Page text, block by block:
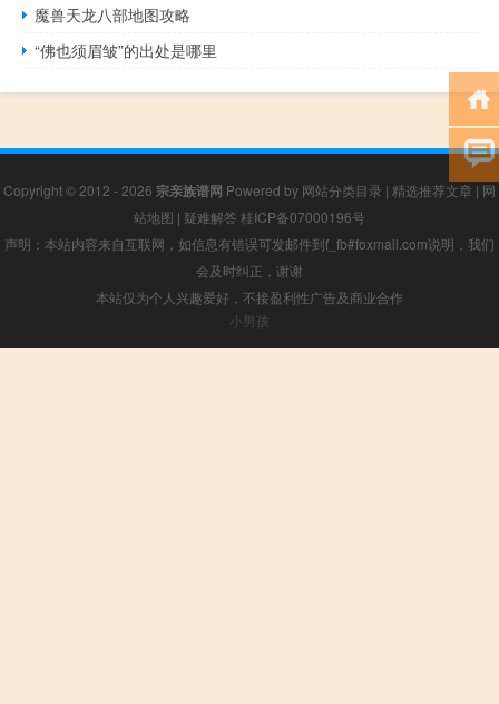
魔兽天龙八部地图攻略
“佛也须眉皱”的出处是哪里
Copyright © 2012 - 2026 宗亲族谱网 Powered by 网站分类目录 | 精选推荐文章 | 网
站地图 | 疑难解答 桂ICP备07000196号
声明：本站内容来自互联网，如信息有错误可发邮件到f_fb#foxmail.com说明，我们
会及时纠正，谢谢
本站仅为个人兴趣爱好，不接盈利性广告及商业合作
小男孩